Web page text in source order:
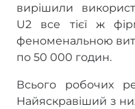
вирішили
U2 все тієї ж
феноменальною
по 50 000 годин.
Всього робочих
Найяскравіший з